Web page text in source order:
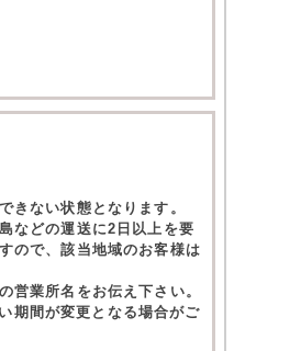
きない状態となります。
などの運送に2日以上を要
ので、該当地域のお客様は
営業所名をお伝え下さい。
期間が変更となる場合がご